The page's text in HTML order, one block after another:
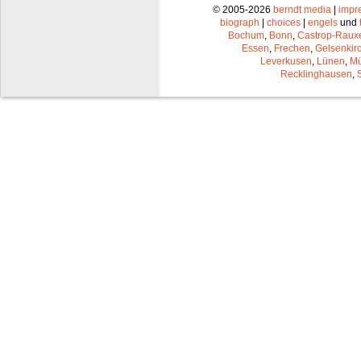
© 2005-2026 berndt media|
biograph
choices engels und
Bochum, Bonn, Castrop-
Essen, Frechen,
Leverkusen, Lünen,
Recklinghausen,